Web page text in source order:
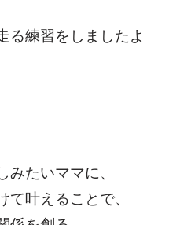
る練習をしましたよ
たいママに、
て叶えることで、